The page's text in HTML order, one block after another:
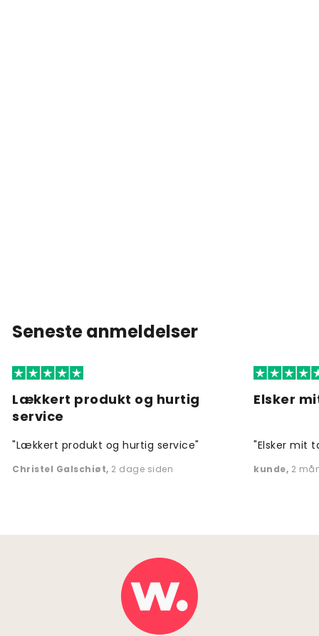
Seneste anmeldelser
Lækkert produkt og hurtig
service
"Lækkert produkt og hurtig service"
Christel Galschiøt, 2 dage siden
Elsker
"Elsker mit
kunde, 2